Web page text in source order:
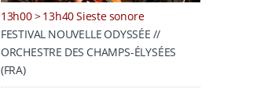
13h00 > 13h40 Sieste sonore
FESTIVAL NOUVELLE ODYSSÉE //
ORCHESTRE DES CHAMPS-ÉLYSÉES
(FRA)